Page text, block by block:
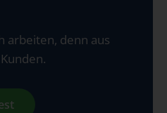
arbeiten, denn aus